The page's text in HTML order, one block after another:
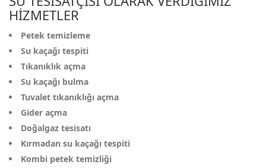
HIZMETLER
Petek temizleme
Su kaçağı tespiti
Tıkanıklık açma
Su kaçağı bulma
Tuvalet tıkanıklığı açma
Gider açma
Doğalgaz tesisatı
Kırmadan su kaçağı tespiti
Kombi petek temizliği